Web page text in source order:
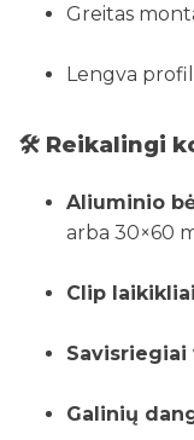
Greitas
Lengva
🛠 Reikalingi
Aliuminio
arba 30×60
Clip laikikliai
Savisriegiai
Galinių